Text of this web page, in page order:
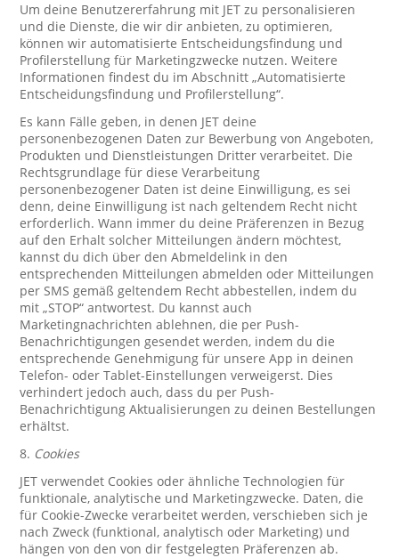
Um deine Benutzererfahrung mit JET zu personalisieren
und die Dienste, die wir dir anbieten, zu optimieren,
können wir automatisierte Entscheidungsfindung und
Profilerstellung für Marketingzwecke nutzen. Weitere
Informationen findest du im Abschnitt „Automatisierte
Entscheidungsfindung und Profilerstellung“.
Es kann Fälle geben, in denen JET deine
personenbezogenen Daten zur Bewerbung von Angeboten,
Produkten und Dienstleistungen Dritter verarbeitet. Die
Rechtsgrundlage für diese Verarbeitung
personenbezogener Daten ist deine Einwilligung, es sei
denn, deine Einwilligung ist nach geltendem Recht nicht
erforderlich. Wann immer du deine Präferenzen in Bezug
auf den Erhalt solcher Mitteilungen ändern möchtest,
kannst du dich über den Abmeldelink in den
entsprechenden Mitteilungen abmelden oder Mitteilungen
per SMS gemäß geltendem Recht abbestellen, indem du
mit „STOP“ antwortest. Du kannst auch
Marketingnachrichten ablehnen, die per Push-
Benachrichtigungen gesendet werden, indem du die
entsprechende Genehmigung für unsere App in deinen
Telefon- oder Tablet-Einstellungen verweigerst. Dies
verhindert jedoch auch, dass du per Push-
Benachrichtigung Aktualisierungen zu deinen Bestellungen
erhältst.
8. Cookies
JET verwendet Cookies oder ähnliche Technologien für
funktionale, analytische und Marketingzwecke. Daten, die
für Cookie-Zwecke verarbeitet werden, verschieben sich je
nach Zweck (funktional, analytisch oder Marketing) und
hängen von den von dir festgelegten Präferenzen ab.